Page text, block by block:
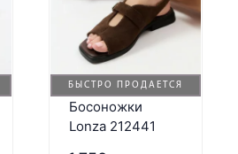
БЫСТРО ПРОДАЕТСЯ
Босоножки
Lonza 212441